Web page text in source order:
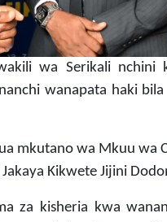
wa Serikali nchini
wanapata haki
mkutano wa Mkuu wa
Kikwete Jijini
za kisheria kwa